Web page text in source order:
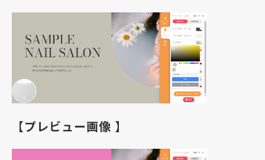
【プレビュー画像 】